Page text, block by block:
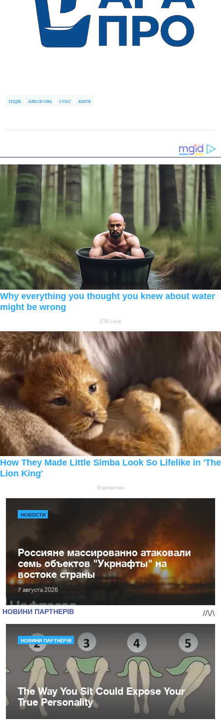
парк алкоголь секс киев
НОВОСТИ
Россияне массированно атаковали
семь объектов "Укрнафты" на
востоке страны
7 августа 2026